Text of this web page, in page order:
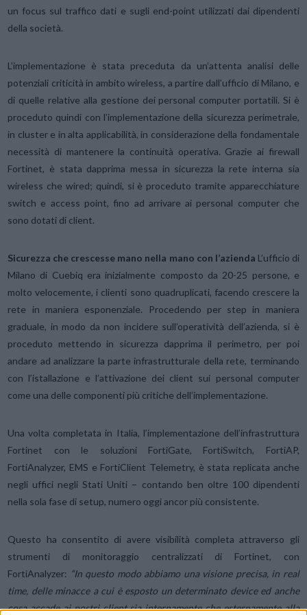
un focus sul traffico dati e sugli end-point utilizzati dai dipendenti
della società.
L’implementazione è stata preceduta da un’attenta analisi delle
potenziali criticità in ambito wireless, a partire dall’ufficio di Milano, e
di quelle relative alla gestione dei personal computer portatili. Si è
proceduto quindi con l’implementazione della sicurezza perimetrale,
in cluster e in alta applicabilità, in considerazione della fondamentale
necessità di mantenere la continuità operativa. Grazie ai firewall
Fortinet, è stata dapprima messa in sicurezza la rete interna sia
wireless che wired; quindi, si è proceduto tramite apparecchiature
switch e access point, fino ad arrivare ai personal computer che
sono dotati di client.
Sicurezza che crescesse mano nella mano con l’azienda L’ufficio di
Milano di Cuebiq era inizialmente composto da 20-25 persone, e
molto velocemente, i clienti sono quadruplicati, facendo crescere la
rete in maniera esponenziale. Procedendo per step in maniera
graduale, in modo da non incidere sull’operatività dell’azienda, si è
proceduto mettendo in sicurezza dapprima il perimetro, per poi
andare ad analizzare la parte infrastrutturale della rete, terminando
con l’istallazione e l’attivazione dei client sui personal computer
come una delle componenti più critiche dell’implementazione.
Una volta completata in Italia, l’implementazione dell’infrastruttura
Fortinet con le soluzioni FortiGate, FortiSwitch, FortiAP,
FortiAnalyzer, EMS e FortiClient Telemetry, è stata replicata anche
negli uffici negli Stati Uniti – contando ben oltre 100 dipendenti
nella sola fase di setup, numero oggi ancor più consistente.
Questo ha consentito di avere visibilità completa attraverso gli
strumenti di monitoraggio centralizzati di Fortinet, con
FortiAnalyzer: “In questo modo abbiamo una visione precisa, in real
time, delle minacce a cui è esposto un determinato device ed anche
cosa accade ai nostri client sia internamente che esternamente alla